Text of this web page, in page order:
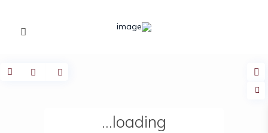
loading...